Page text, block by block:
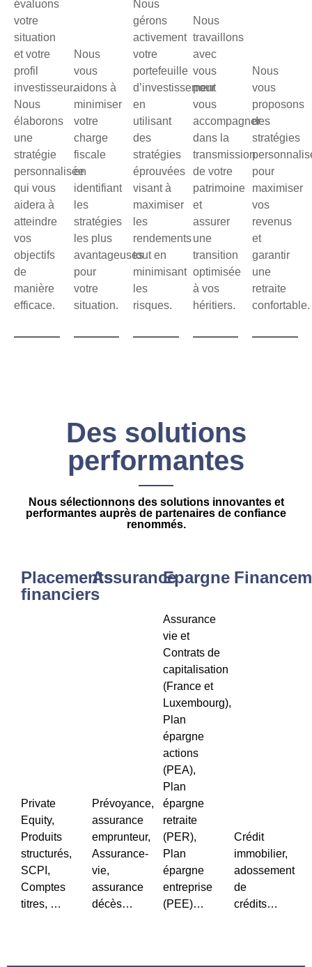
évaluons
votre
situation
et votre
profil
investisseur.
Nous
élaborons
une
stratégie
personnalisée
qui vous
aidera à
atteindre
vos
objectifs
de
manière
efficace.
Nous
vous
aidons à
minimiser
votre
charge
fiscale
en
identifiant
les
stratégies
les plus
avantageuses
pour
votre
situation.
Nous
gérons
activement
votre
portefeuille
d’investissement
en
utilisant
des
stratégies
éprouvées
visant à
maximiser
les
rendements
tout en
minimisant
les
risques.
Nous
travaillons
avec
vous
pour
vous
accompagner
dans la
transmission
de votre
patrimoine
et
assurer
une
transition
optimisée
à vos
héritiers.
Nous
vous
proposons
des
stratégies
pour
maximiser
vos
revenus
et
garantir
une
retraite
confortable.
Des solutions
performantes
Nous sélectionnons des solutions innovantes et
performantes auprès de partenaires de confiance
renommés.
Placements
financiers
Private
Equity,
Produits
structurés,
SCPI,
Comptes
titres, …
Assurance
Prévoyance,
assurance
emprunteur,
Assurance-
vie,
assurance
décès…
Epargne
Assurance
vie et
Contrats de
capitalisation
(France et
Luxembourg),
Plan
épargne
actions
(PEA),
Plan
épargne
retraite
(PER),
Plan
épargne
entreprise
(PEE)…
Crédit
immobilier,
adossement
de
crédits…